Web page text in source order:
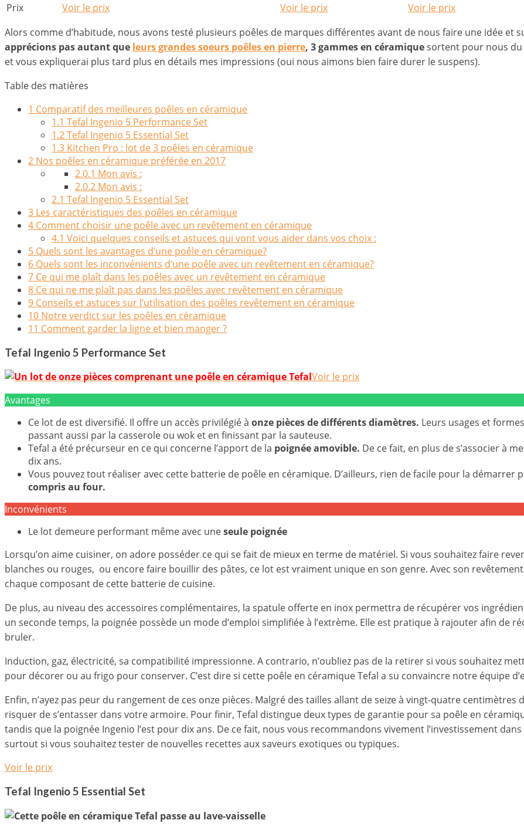
Prix
Voir le prix Voir le prix
Voir le prix
Alors comme d’habitude, nous avons testé plusieurs poêles de marques différentes avant de nous faire une idée et
apprécions pas autant que leurs grandes soeurs poêles en pierre, 3 gammes en céramiquesortent pour nous du
et vous expliquerai plus tard plus en détails mes impressions (oui nous aimons bien faire durer le suspens).
Table des matières
1 Comparatif des meilleures poêles en céramique
1.1 Tefal Ingenio 5 Performance Set
1.2Tefal Ingenio 5 Essential Set
1.3 Kitchen Pro : lot de 3 poêles en céramique
2 Nos poêles en céramique préférée en 2017
2.0.1 Mon avis :
2.0.2 Mon avis :
2.1 Tefal Ingenio 5 Essential Set
3 Les caractéristiques des poêles en céramique
4 Comment choisir une poêle avec un revêtement en céramique
4.1 Voici quelques conseils et astuces qui vont vous aider dans vos choix :
5 Quels sont les avantages d’une poêle en céramique?
6 Quels sont les inconvénients d’une poêle avec un revêtement en céramique?
7 Ce qui me plaît dans les poêles avec un revêtement en céramique
8 Ce qui ne me plaît pas dans les poêles avec revêtement en céramique
9 Conseils et astuces sur l’utilisation des poêles revêtement en céramique
10 Notre verdict sur les poêles en céramique
11 Comment garder la ligne et bien manger ?
Tefal Ingenio 5 Performance Set
Voir le prix
Avantages
Ce lot de est diversifié. Il offre un accès privilégié à onze pièces de différents diamètres. Leurs usages et
passant aussi par la casserole ou wok et en finissant par la sauteuse.
Tefal a été précurseur en ce qui concerne l’apport de la poignée amovible. De ce fait, en plus de s’associer à
dix ans.
Vous pouvez tout réaliser avec cette batterie de poêle en céramique. D’ailleurs, rien de facile pour la démarrer
compris au four.
Inconvénients
Le lot demeure performant même avec uneseule poignée
Lorsqu’on aime cuisiner, on adore posséder ce qui se fait de mieux en terme de matériel. Si vous souhaitez faire
blanches ou rouges, ou encore faire bouillir des pâtes, ce lot est vraiment unique en son genre. Avec son
chaque composant de cette batterie de cuisine.
De plus, au niveau des accessoires complémentaires, la spatule offerte en inox permettra de récupérer vos
un seconde temps, la poignée possède un mode d’emploi simplifiée à l’extrème. Elle est pratique à rajouter afin de
bruler.
Induction, gaz, électricité, sa compatibilité impressionne. A contrario, n’oubliez pas de la retirer si vous souhaitez
pour décorer ou au frigo pour conserver. C’est dire si cette poêle en céramique Tefal a su convaincre notre équipe
Enfin, n’ayez pas peur du rangement de ces onze pièces. Malgré des tailles allant de seize à vingt-quatre
risquer de s’entasser dans votre armoire. Pour finir, Tefal distingue deux types de garantie pour sa poêle en
tandis que la poignée Ingenio l’est pour dix ans. De ce fait, nous vous recommandons vivement l’investissement
surtout si vous souhaitez tester de nouvelles recettes aux saveurs exotiques ou typiques.
Voir le prix
Tefal Ingenio 5 Essential Set